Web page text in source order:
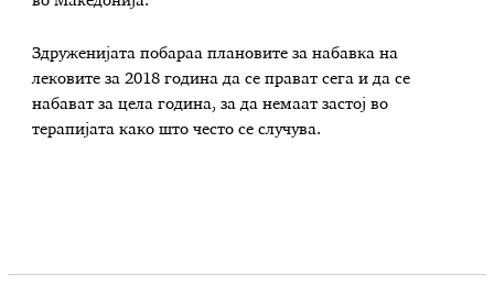
Здруженијата побараа плановите за набавка на
лековите за 2018 година да се прават сега и да се
набават за цела година, за да немаат застој во
терапијата како што често се случува.